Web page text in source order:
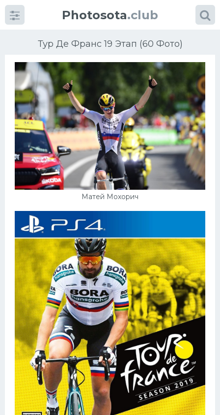
Photosota.club
Тур Де Франс 19 Этап (60 Фото)
Матей Мохорич
КатегорииФото
Еще картинки...
Футбол
Баскетбол
Велогонки
Конькобежный спорт
Тренажеры
Интерьер квартиры